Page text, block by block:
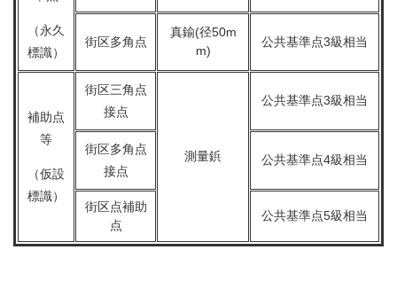
（永久
標識）
街区多角点
真鍮(径50m
m)
公共基準点3級相当
補助点
等
（仮設
標識）
街区三角点
接点
測量鋲
公共基準点3級相当
街区多角点
接点
公共基準点4級相当
街区点補助
点
公共基準点5級相当